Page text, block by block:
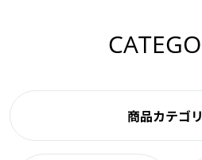
商品カテゴ